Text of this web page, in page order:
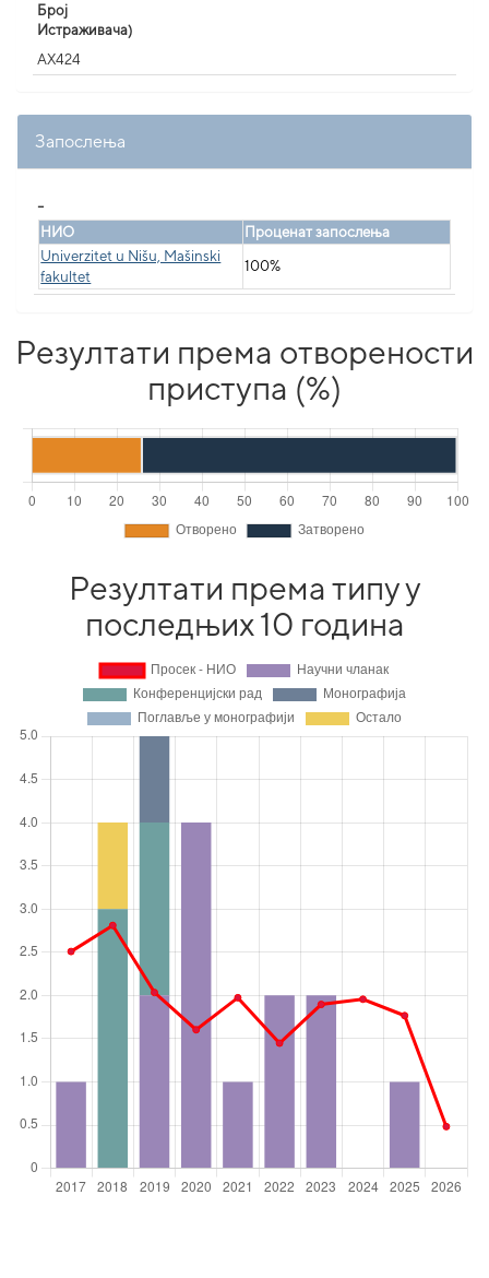
Број
Истраживача)
AX424
Запослења
НИО
Проценат запослења
Univerzitet u Nišu, Mašinski
fakultet
100%
Резултати према отворености
приступа (%)
Резултати према типу у
последњих 10 година